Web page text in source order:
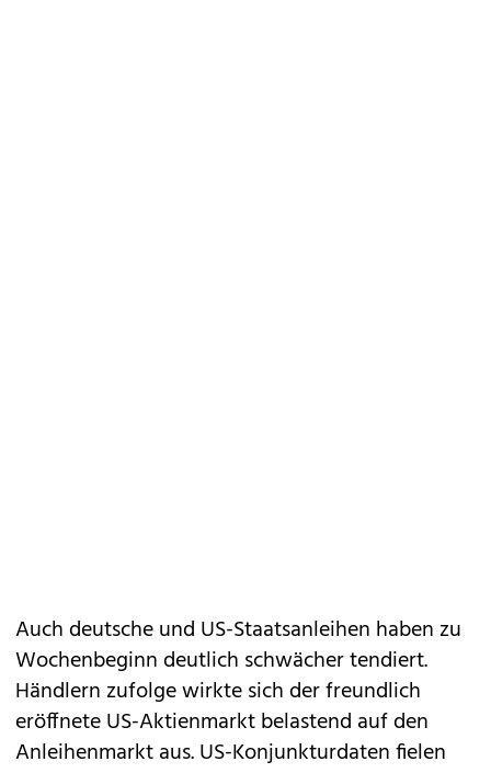
Auch deutsche und US-Staatsanleihen haben zu
Wochenbeginn deutlich schwächer tendiert.
Händlern zufolge wirkte sich der freundlich
eröffnete US-Aktienmarkt belastend auf den
Anleihenmarkt aus. US-Konjunkturdaten fielen